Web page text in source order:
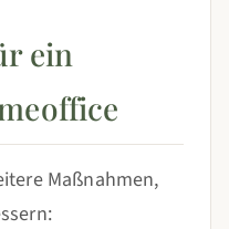
ein
Maßnahmen,